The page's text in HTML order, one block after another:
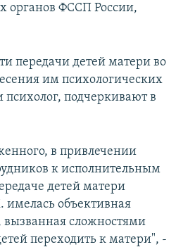
органов ФССП России,
передачи детей матери во
им психологических
психолог, подчеркивают в
в привлечении
к исполнительным
детей матери
объективная
вызванная сложностями
переходить к матери", -